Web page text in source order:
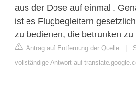
aus der Dose auf einmal .
ist es Flugbegleitern
zu bedienen, die betrunken zu
Antrag auf Entfernung der Quelle |
vollständige Antwort auf